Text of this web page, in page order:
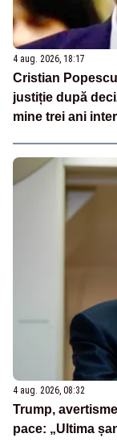
4 aug. 2026, 18:17
Cristian
justiție după
mine trei ani
4 aug. 2026, 08:32
Trump,
pace: „Ultima